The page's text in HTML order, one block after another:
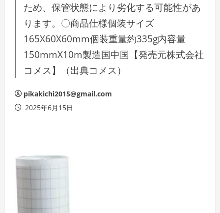
ため、保管状態により劣化する可能性があ
ります。〇商品仕様個装サイズ
165X60X60mm個装重量約335g内容量
150mmX10m製造国中国【発売元株式会社
コメス】（出典コメス）
pikakichi2015@gmail.com
2025年6月15日